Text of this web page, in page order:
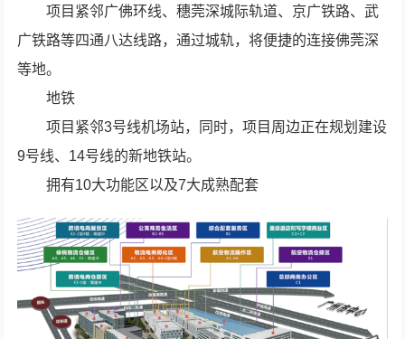
项目紧邻广佛环线、穗莞深城际轨道、京广铁路、武
广铁路等四通八达线路，通过城轨，将便捷的连接佛莞深
等地。
地铁
项目紧邻3号线机场站，同时，项目周边正在规划建设
9号线、14号线的新地铁站。
拥有10大功能区以及7大成熟配套